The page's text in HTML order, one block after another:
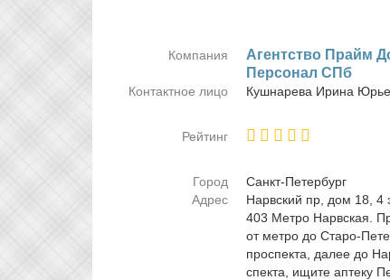
Компания
Агент­ство Прайм
Пер­со­нал СПб
Контактное лицо Куш­на­ре­ва Ири­на
Рейтинг
Город
Санкт-Пе­тер­бург
Адрес
Нарв­ский пр, дом 18, 4
403 Мет­ро Нарв­ская.
от мет­ро до Ста­ро-
про­спек­та, да­лее до
спек­та, ищи­те ап­те­ку